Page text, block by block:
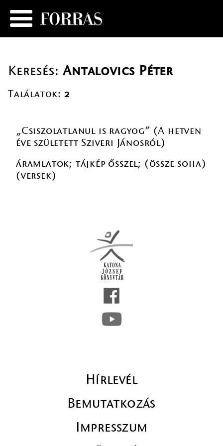
Keresés:Antalovics Péter
Találatok: 2
„Csiszolatlanul is ragyog” (A hetven
éve született Sziveri Jánosról)
áramlatok; tájkép ősszel; (össze soha)
(versek)
Hírlevél
Bemutatkozás
Impresszum